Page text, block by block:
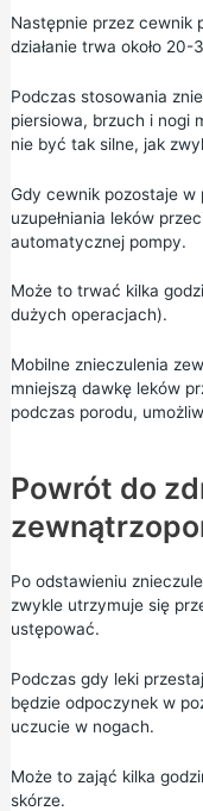
Następnie przez cewnik
działanie trwa około 20-
Podczas stosowania
piersiowa, brzuch i nogi
nie być tak silne, jak
Gdy cewnik pozostaje
uzupełniania leków
automatycznej pompy.
Może to trwać kilka
dużych operacjach).
Mobilne znieczulenia
mniejszą dawkę leków
podczas porodu,
Powrót do
Po odstawieniu
zwykle utrzymuje się
ustępować.
Podczas gdy leki
będzie odpoczynek w
uczucie w nogach.
Może to zająć kilka
skórze.